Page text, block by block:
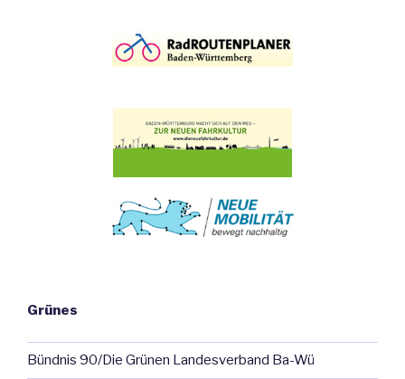
Grünes
Bündnis 90/Die Grünen Landesverband Ba-Wü